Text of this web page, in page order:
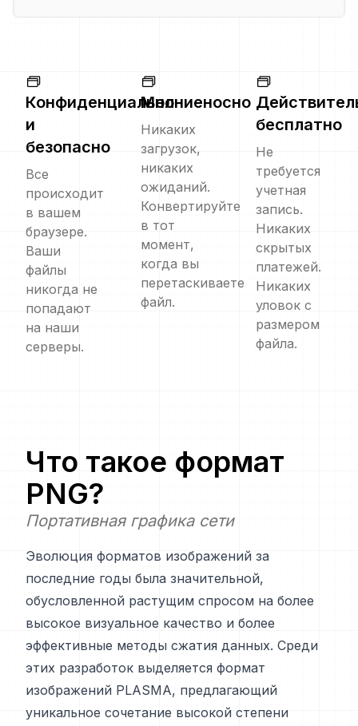
Конфиденциально
и
безопасно
Все
происходит
в вашем
браузере.
Ваши
файлы
никогда не
попадают
на наши
серверы.
Молниеносно
Никаких
загрузок,
никаких
ожиданий.
Конвертируйте
в тот
момент,
когда вы
перетаскиваете
файл.
бесплатно
Не
требуется
учетная
запись.
Никаких
скрытых
платежей.
Никаких
уловок с
размером
файла.
Что такое формат
PNG?
Портативная графика сети
Эволюция форматов изображений за
последние годы была значительной,
обусловленной растущим спросом на более
высокое визуальное качество и более
эффективные методы сжатия данных. Среди
этих разработок выделяется формат
изображений PLASMA, предлагающий
уникальное сочетание высокой степени